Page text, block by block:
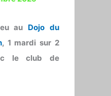
au Dojo du
, 1 mardi sur 2
le club de